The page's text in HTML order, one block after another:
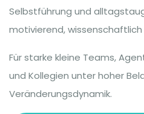
Selbstführung und
motivierend,
Für starke kleine Teams,
und Kollegien unter hoher
Veränderungsdynamik.